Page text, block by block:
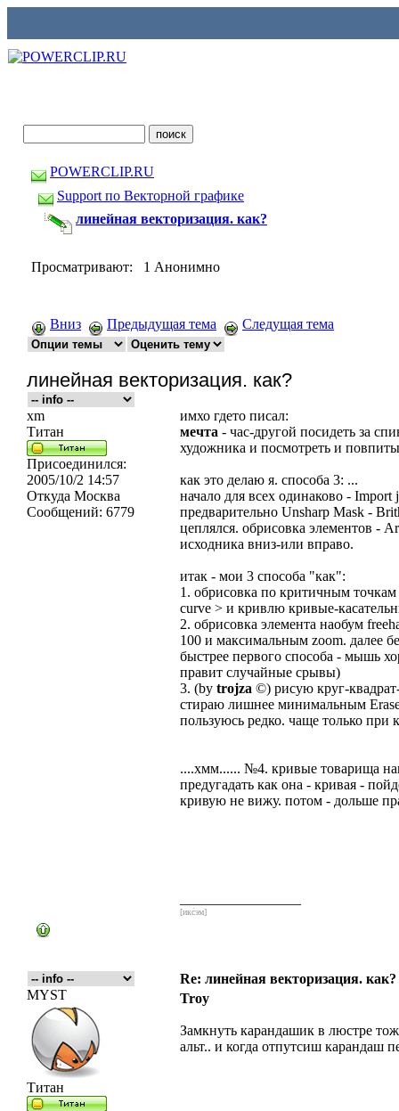
POWERCLIP.RU
Support по Векторной графике
линейная векторизация. как?
Просматривают: 1 Анонимно
Вниз Предыдущая тема Следущая тема
линейная векторизация. как?
xm
Титан
Присоединился:
2005/10/2 14:57
Откуда Москва
Сообщений: 6779
имхо гдето писал:
мечта - час-другой посидеть за
художника и посмотреть и
как это делаю я. способа 3: ...
начало для всех одинаково -
предварительно Unsharp Mask -
цеплялся. обрисовка элементов -
исходника вниз-или вправо.
итак - мои 3 способа "как":
1. обрисовка по критичным
curve > и кривлю кривые-
2. обрисовка элемента наобум
100 и максимальным zoom. далее
быстрее первого способа - мышь
правит случайные срывы)
3. (by trojza ©) рисую круг-
стираю лишнее минимальным
пользуюсь редко. чаще только при
....хмм...... №4. кривые товарища
предугадать как она - кривая -
кривую не вижу. потом - дольше
[икс́эм]
Re: линейная векторизация. как?
MYST
Титан
Troy
Замкнуть карандашик в люстре
альт.. и когда отпутсиш карандаш